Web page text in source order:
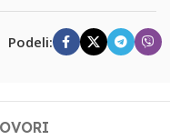
Podeli: